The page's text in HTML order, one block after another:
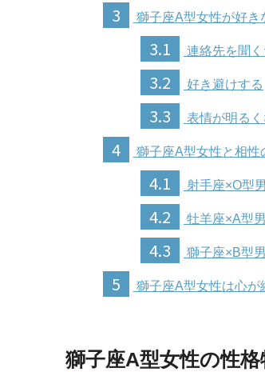
3 獅子座A型女性が好き
3.1 連絡先を聞
3.2 好き避けする
3.3 表情が明るく
4 獅子座A型女性と相性
4.1 射手座×O型
4.2 牡羊座×A型
4.3 獅子座×B型
5 獅子座A型女性は心が
獅子座A型女性の性格